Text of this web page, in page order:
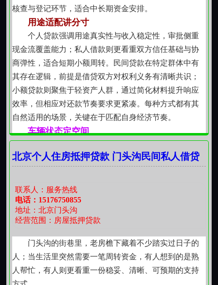
每一处细节的合规性，从权属核查到合同签署，从资金
划转到后续管理，均保持严谨态度与专业水准。海淀的
房产、京牌车辆、稳定职业、诚信记录这些不是冷冰冰
的抵押物，而是您踏实生活的见证；我们提供的，亦非
简单资金输送，而是基于理解与尊重的阶段性支持方
案。周期长短，从来不是孤立数字，而是与您的生活节
奏、事业阶段、家庭规划共同演进的合理安排。
核查与登记环节，适合中长期资金安排。
用途适配讲分寸
个人贷款强调用途真实性与收入稳定性，审批侧重
现金流覆盖能力；私人借款则更看重双方信任基础与协
商弹性，适合短期小额周转。民间贷款在特定群体中有
其存在逻辑，前提是借贷双方对权利义务有清晰共识；
小额贷款则聚焦于轻资产人群，通过简化材料提升响应
效率，但相应对还款节奏要求更紧凑。每种方式都有其
自然适用的场景，关键在于匹配自身经济节奏。
车辆状态定空间
无未处理或查封记录，这些都会影响可贷比例与利率水
十年以上车辆，评估时会更多参考实际维保状况与市场
流通性。不强制要求提供额外担保，但车辆本身需具备
完整权属与可处置条件，这是保障双方权益的基本前
提。
还款节奏可协商
按月付息、到期还本，或等额本息分期偿还，不同
方式对应不同资金压力分布。若短期周转需求明确，可
选择前期利息较低的结构；若希望月供稳定可控，则等
北京个人住房抵押贷款 门头沟民间私人借贷
联系人：服务热线
电话：15176750855
地址：北京门头沟
经营范围：房屋抵押贷款
门头沟的街巷里，老房檐下藏着不少踏实过日子的
人；当生活里突然需要一笔周转资金，有人想到的是熟
人帮忙，有人则更看重一份稳妥、清晰、可预期的支持